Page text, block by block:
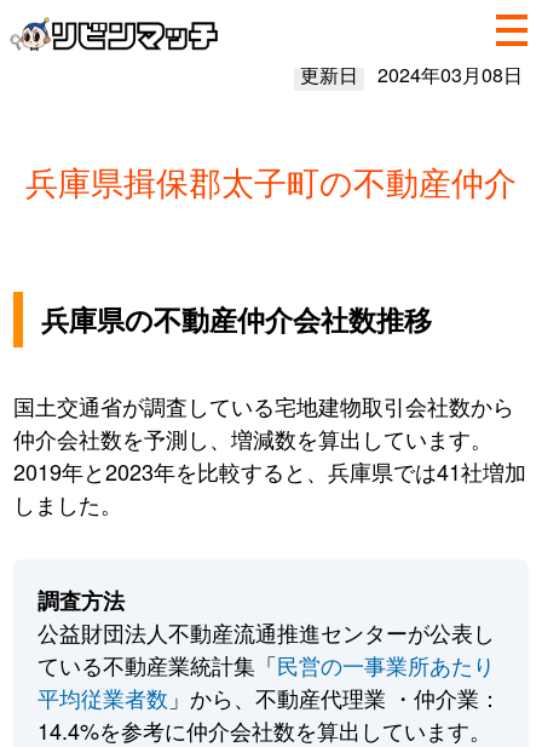
更新日 2024年03月08日
兵庫県揖保郡太子町の不動産仲介
兵庫県の不動産仲介会社数推移
国土交通省が調査している宅地建物取引会社数から
仲介会社数を予測し、増減数を算出しています。
2019年と2023年を比較すると、兵庫県では41社増加
しました。
調査方法
公益財団法人不動産流通推進センターが公表し
ている不動産業統計集「民営の一事業所あたり
平均従業者数 」から、不動産代理業 ・仲介業：
14.4%を参考に仲介会社数を算出しています。